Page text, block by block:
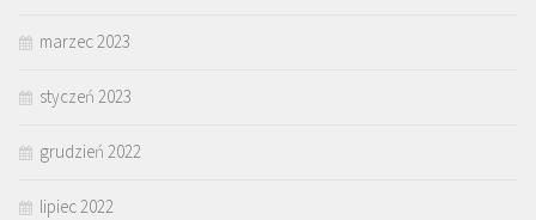
marzec 2023
styczeń 2023
grudzień 2022
lipiec 2022